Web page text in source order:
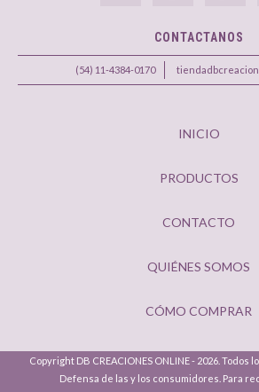
CONTACTANOS
(54) 11-4384-0170
INICIO
PRODUCTOS
CONTACTO
QUIÉNES SOMOS
CÓMO COMPRAR
Copyright DB CREACIONES ONLINE - 2026.
Defensa de las y los consumidores. Para